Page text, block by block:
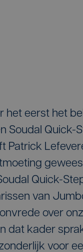
het eerst het
Soudal Quick-
Patrick
Quick-
van
over
dat kader
voor